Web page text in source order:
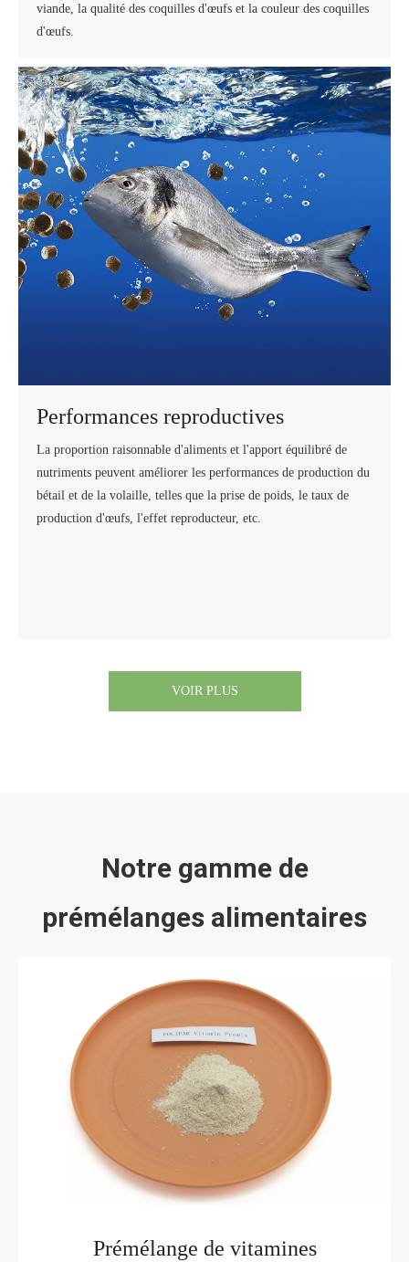
viande, la qualité des coquilles d'œufs et la couleur des coquilles
d'œufs.
Performances reproductives
La proportion raisonnable d'aliments et l'apport équilibré de
nutriments peuvent améliorer les performances de production du
bétail et de la volaille, telles que la prise de poids, le taux de
production d'œufs, l'effet reproducteur, etc.
VOIR PLUS
Notre gamme de
prémélanges alimentaires
Prémélange de vitamines